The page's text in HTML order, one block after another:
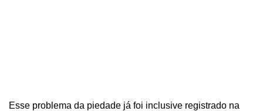
Esse problema da piedade já foi inclusive registrado na